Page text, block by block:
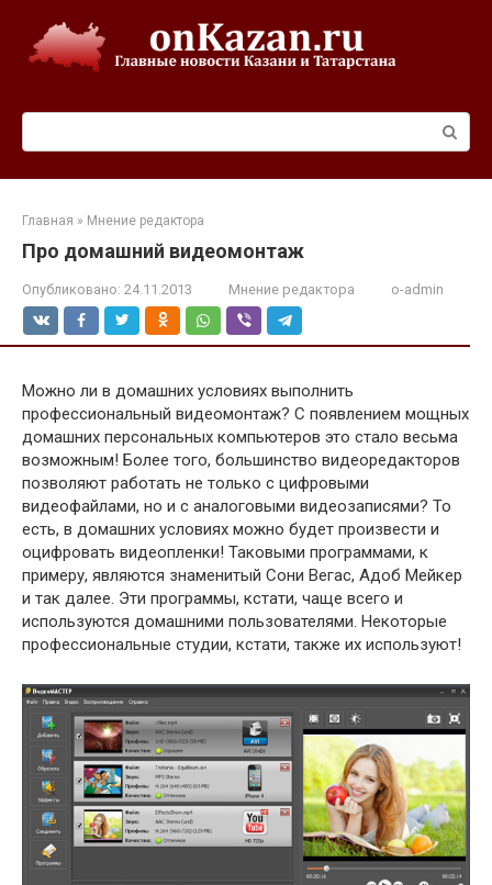
контенту
Главная » Мнение редактора
Про домашний видеомонтаж
Опубликовано: 24.11.2013 Мнение редактора o-admin
Можно ли в домашних условиях выполнить
профессиональный видеомонтаж? С появлением мощных
домашних персональных компьютеров это стало весьма
возможным! Более того, большинство видеоредакторов
позволяют работать не только с цифровыми
видеофайлами, но и с аналоговыми видеозаписями? То
есть, в домашних условиях можно будет произвести и
оцифровать видеопленки! Таковыми программами, к
примеру, являются знаменитый Сони Вегас, Адоб Мейкер
и так далее. Эти программы, кстати, чаще всего и
используются домашними пользователями. Некоторые
профессиональные студии, кстати, также их используют!